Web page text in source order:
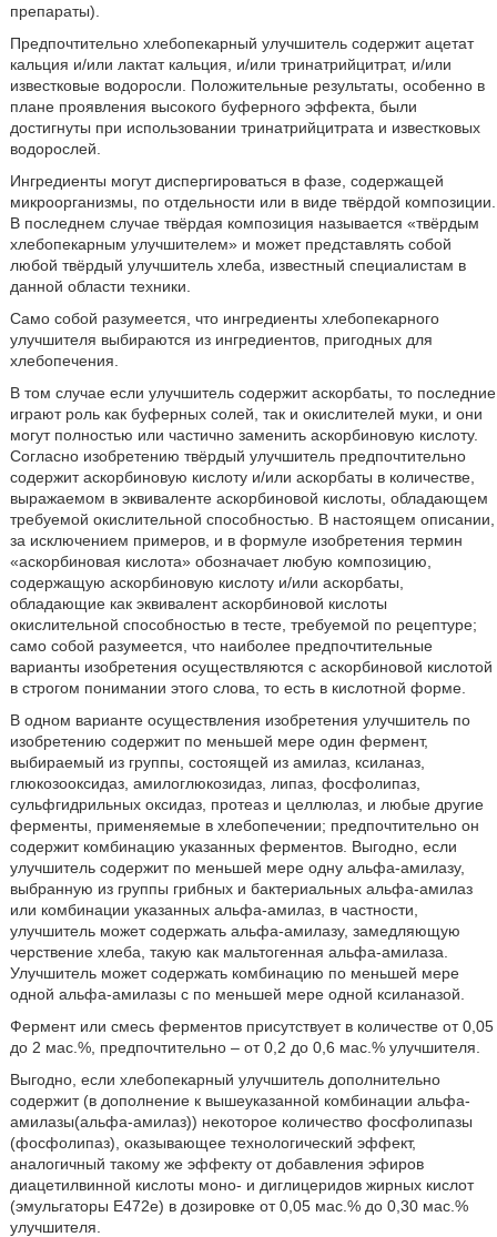
препараты).
Предпочтительно хлебопекарный улучшитель содержит ацетат
кальция и/или лактат кальция, и/или тринатрийцитрат, и/или
известковые водоросли. Положительные результаты, особенно в
плане проявления высокого буферного эффекта, были
достигнуты при использовании тринатрийцитрата и известковых
водорослей.
Ингредиенты могут диспергироваться в фазе, содержащей
микроорганизмы, по отдельности или в виде твёрдой композиции.
В последнем случае твёрдая композиция называется «твёрдым
хлебопекарным улучшителем» и может представлять собой
любой твёрдый улучшитель хлеба, известный специалистам в
данной области техники.
Само собой разумеется, что ингредиенты хлебопекарного
улучшителя выбираются из ингредиентов, пригодных для
хлебопечения.
В том случае если улучшитель содержит аскорбаты, то последние
играют роль как буферных солей, так и окислителей муки, и они
могут полностью или частично заменить аскорбиновую кислоту.
Согласно изобретению твёрдый улучшитель предпочтительно
содержит аскорбиновую кислоту и/или аскорбаты в количестве,
выражаемом в эквиваленте аскорбиновой кислоты, обладающем
требуемой окислительной способностью. В настоящем описании,
за исключением примеров, и в формуле изобретения термин
«аскорбиновая кислота» обозначает любую композицию,
содержащую аскорбиновую кислоту и/или аскорбаты,
обладающие как эквивалент аскорбиновой кислоты
окислительной способностью в тесте, требуемой по рецептуре;
само собой разумеется, что наиболее предпочтительные
варианты изобретения осуществляются с аскорбиновой кислотой
в строгом понимании этого слова, то есть в кислотной форме.
В одном варианте осуществления изобретения улучшитель по
изобретению содержит по меньшей мере один фермент,
выбираемый из группы, состоящей из амилаз, ксиланаз,
глюкозооксидаз, амилоглюкозидаз, липаз, фосфолипаз,
сульфгидрильных оксидаз, протеаз и целлюлаз, и любые другие
ферменты, применяемые в хлебопечении; предпочтительно он
содержит комбинацию указанных ферментов. Выгодно, если
улучшитель содержит по меньшей мере одну альфа-амилазу,
выбранную из группы грибных и бактериальных альфа-амилаз
или комбинации указанных альфа-амилаз, в частности,
улучшитель может содержать альфа-амилазу, замедляющую
черствение хлеба, такую как мальтогенная альфа-амилаза.
Улучшитель может содержать комбинацию по меньшей мере
одной альфа-амилазы с по меньшей мере одной ксиланазой.
Фермент или смесь ферментов присутствует в количестве от 0,05
до 2 мас.%, предпочтительно – от 0,2 до 0,6 мас.% улучшителя.
Выгодно, если хлебопекарный улучшитель дополнительно
содержит (в дополнение к вышеуказанной комбинации альфа-
амилазы(альфа-амилаз)) некоторое количество фосфолипазы
(фосфолипаз), оказывающее технологический эффект,
аналогичный такому же эффекту от добавления эфиров
диацетилвинной кислоты моно- и диглицеридов жирных кислот
(эмульгаторы E472e) в дозировке от 0,05 мас.% до 0,30 мас.%
улучшителя.